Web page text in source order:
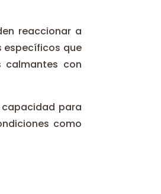
reaccionar a
específicos que
calmantes con
para
como